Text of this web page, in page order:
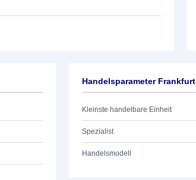
Handelsparameter Frankfurt
Kleinste handelbare Einheit
Spezialist
Handelsmodell